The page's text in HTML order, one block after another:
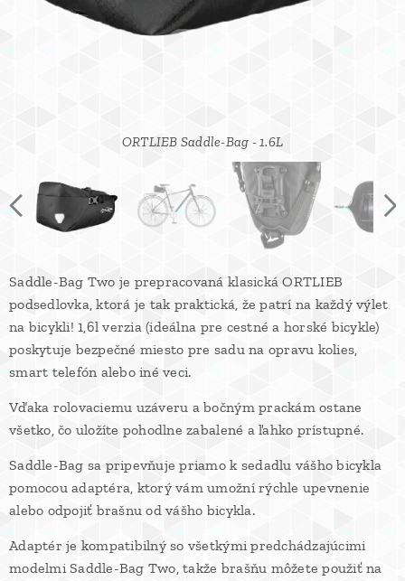
ORTLIEB Saddle-Bag - 1.6L
ORTLIEB Saddle-Bag - 1.6L- na bicykli
ORTLIEB Saddle-Bag - 1.6L systém uchytenia
ORTLIEB Saddle-Bag - 1.6Lvnutorný úložný priestor
Saddle-Bag Two je prepracovaná klasická ORTLIEB
podsedlovka, ktorá je tak praktická, že patrí na každý výlet
na bicykli! 1,6l verzia (ideálna pre cestné a horské bicykle)
poskytuje bezpečné miesto pre sadu na opravu kolies,
smart telefón alebo iné veci.
Vďaka rolovaciemu uzáveru a bočným prackám ostane
všetko, čo uložíte pohodlne zabalené a ľahko prístupné.
Saddle-Bag sa pripevňuje priamo k sedadlu vášho bicykla
pomocou adaptéra, ktorý vám umožní rýchle upevnenie
alebo odpojiť brašnu od vášho bicykla.
Adaptér je kompatibilný so všetkými predchádzajúcimi
modelmi Saddle-Bag Two, takže brašňu môžete použiť na